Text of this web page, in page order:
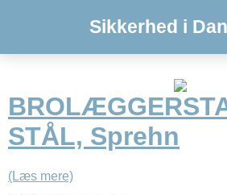
Sikkerhed i
STÅL, Sprehn
(Læs mere)